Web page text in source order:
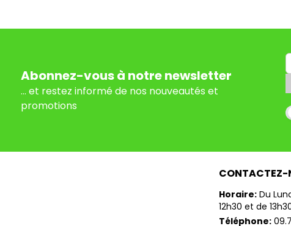
Abonnez-vous à notre newsletter
... et restez informé de nos nouveautés et
promotions
CONTACTEZ-
Horaire: Du
12h30 et de
Téléphone: